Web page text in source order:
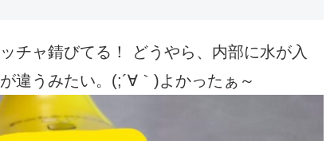
チャ錆びてる！ どうやら、内部に水が入
違うみたい。(;´∀｀)よかったぁ～